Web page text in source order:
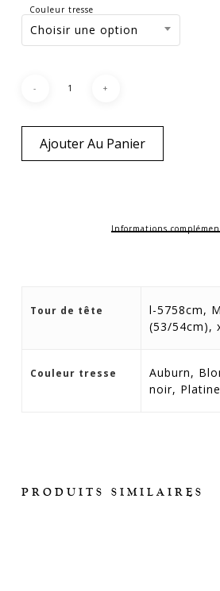
Couleur tresse
Choisir une option
Ajouter Au Panier
Informations
Tour de tête
l-5758cm,
(53/54cm),
Couleur tresse
Auburn,
noir,
PRODUITS SIMILAIRES